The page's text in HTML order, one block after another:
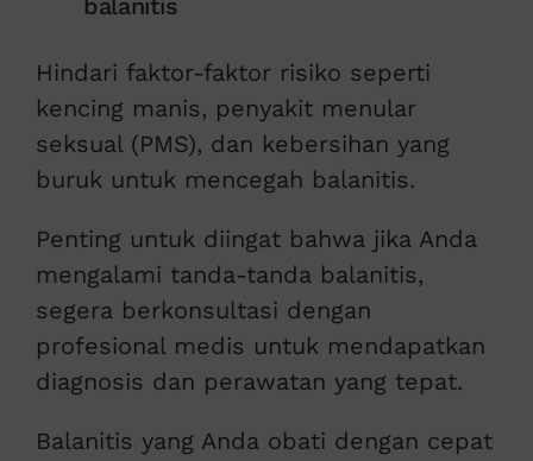
Hindari faktor-faktor risiko seperti
kencing manis, penyakit menular
seksual (PMS), dan kebersihan yang
buruk untuk mencegah balanitis.
Penting untuk diingat bahwa jika Anda
mengalami tanda-tanda balanitis,
segera berkonsultasi dengan
profesional medis untuk mendapatkan
diagnosis dan perawatan yang tepat.
Balanitis yang Anda obati dengan cepat